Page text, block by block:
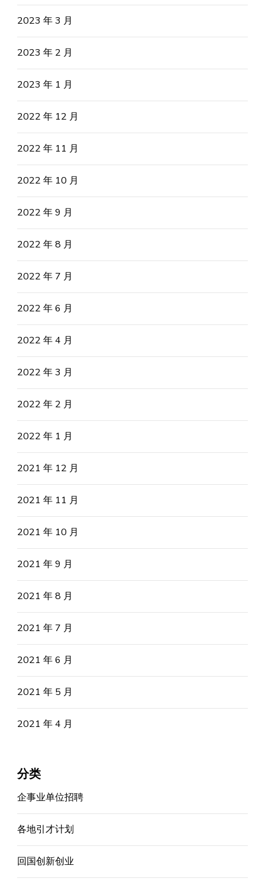
2023 年 3 月
2023 年 2 月
2023 年 1 月
2022 年 12 月
2022 年 11 月
2022 年 10 月
2022 年 9 月
2022 年 8 月
2022 年 7 月
2022 年 6 月
2022 年 4 月
2022 年 3 月
2022 年 2 月
2022 年 1 月
2021 年 12 月
2021 年 11 月
2021 年 10 月
2021 年 9 月
2021 年 8 月
2021 年 7 月
2021 年 6 月
2021 年 5 月
2021 年 4 月
分类
企事业单位招聘
各地引才计划
回国创新创业